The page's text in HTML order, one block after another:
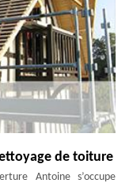
de toiture
Antoine s’occupe